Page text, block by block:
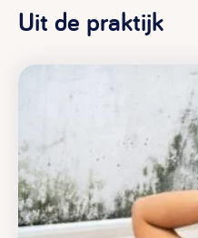
Uit de praktijk